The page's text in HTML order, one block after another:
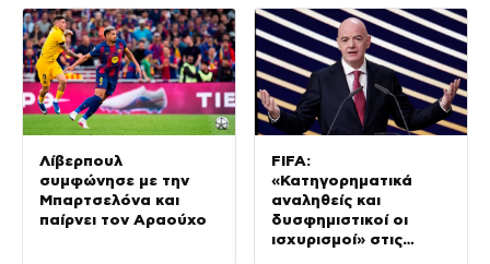
Λίβερπουλ
συμφώνησε με την
Μπαρτσελόνα και
παίρνει τον Αραούχο
FIFA:
«Κατηγορηματικά
αναληθείς και
δυσφημιστικοί οι
ισχυρισμοί» στις